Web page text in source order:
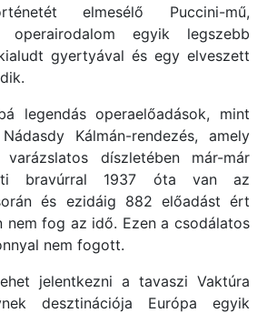
elmesélő Puccini-mű,
operairodalom egyik legszebb
gyertyával és egy elveszett
legendás operaelőadások, mint
Kálmán-rendezés, amely
varázslatos díszletében már-már
bravúrral 1937 óta van az
és ezidáig 882 előadást ért
nem fog az idő. Ezen a csodálatos
nem fogott.
jelentkezni a tavaszi Vaktúra
desztinációja Európa egyik